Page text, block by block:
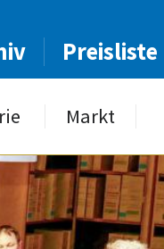
Preisliste
Markt